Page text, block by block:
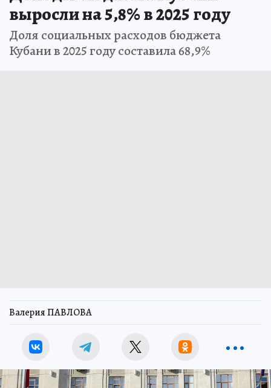
выросли на 5,8% в 2025 году
Доля социальных расходов бюджета
Кубани в 2025 году составила 68,9%
Валерия ПАВЛОВА